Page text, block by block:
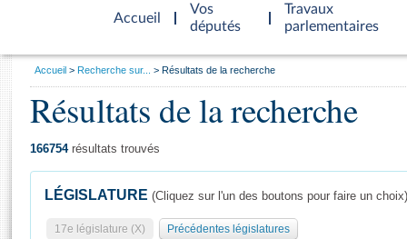
Accueil
d'accueil
Vos
députés
Travaux
parlementaires
Général
Vous
Accueil Recherche sur... Résultats de la recherche
Résultats de la recherche
166754résultats trouvés
LÉGISLATURE (Cliquez sur l'un des boutons pour faire un choix)
17e législature (X) Précédentes législatures